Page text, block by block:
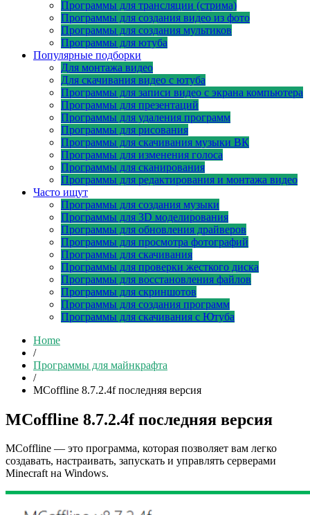
Программы для трансляции (стрима)
Программы для создания видео из фото
Программы для создания мультиков
Программы для ютуба
Популярные подборки
Для монтажа видео
Для скачивания видео с ютуба
Программы для записи видео с экрана компьютера
Программы для презентаций
Программы для удаления программ
Программы для рисования
Программы для скачивания музыки ВК
Программы для изменения голоса
Программы для сканирования
Программы для редактирования и монтажа видео
Часто ищут
Программы для создания музыки
Программы для 3D моделирования
Программы для обновления драйверов
Программы для просмотра фотографий
Программы для скачивания
Программы для проверки жесткого диска
Программы для восстановления файлов
Программы для скриншотов
Программы для создания программ
Программы для скачивания с Ютуба
Home
/
Программы для майнкрафта
/
MCoffline 8.7.2.4f последняя версия
MCoffline 8.7.2.4f последняя версия
MCoffline — это программа, которая позволяет вам легко
создавать, настраивать, запускать и управлять серверами
Minecraft на Windows.